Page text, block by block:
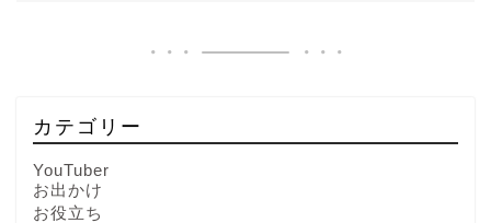
カテゴリー
YouTuber
お出かけ
お役立ち